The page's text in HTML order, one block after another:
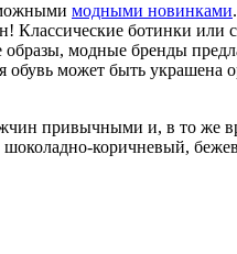
модными новинками
Классические ботинки или
образы, модные бренды
может быть украшена
привычными и, в то же
коричневый,